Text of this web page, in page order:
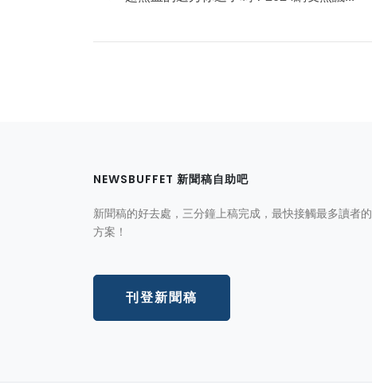
NEWSBUFFET 新聞稿自助吧
新聞稿的好去處，三分鐘上稿完成，最快接觸最多讀者的
方案！
刊登新聞稿